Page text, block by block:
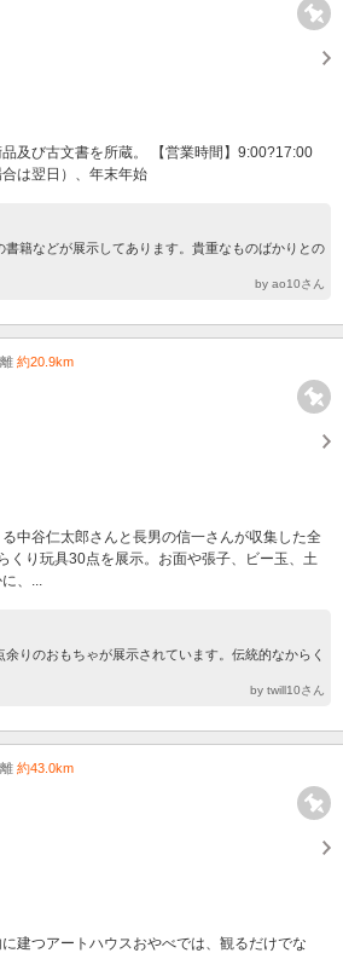
及び古文書を所蔵。 【営業時間】9:00?17:00
合は翌日）、年末年始
籍などが展示してあります。貴重なものばかりとの
by ao10さん
約20.9km
中谷仁太郎さんと長男の信一さんが収集した全
くり玩具30点を展示。お面や張子、ビー玉、土
、...
りのおもちゃが展示されています。伝統的なからく
by twill10さん
約43.0km
建つアートハウスおやべでは、観るだけでな